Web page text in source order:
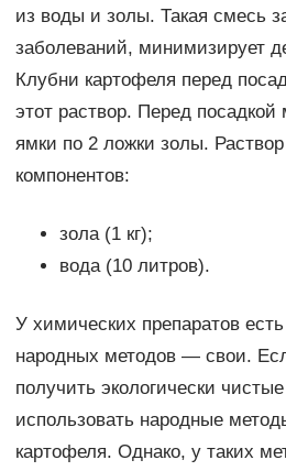
из воды и золы. Такая смесь
заболеваний, минимизирует
Клубни картофеля перед
этот раствор. Перед
ямки по 2 ложки золы.
компонентов:
зола (1 кг);
вода (10 литров).
У химических препаратов
народных методов — свои.
получить экологически
использовать народные
картофеля. Однако, у таких